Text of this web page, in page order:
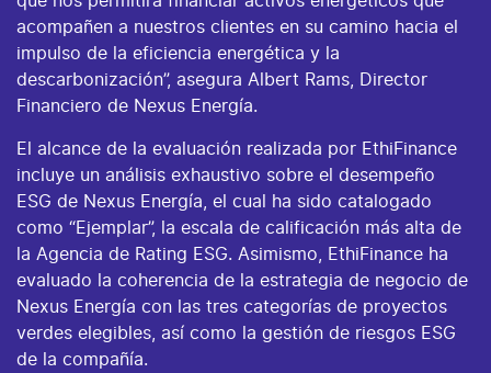
acompañen a nuestros clientes en su camino hacia el
impulso de la eficiencia energética y la
descarbonización”, asegura Albert Rams, Director
Financiero de Nexus Energía.
El alcance de la evaluación realizada por EthiFinance
incluye un análisis exhaustivo sobre el desempeño
ESG de Nexus Energía, el cual ha sido catalogado
como “Ejemplar”, la escala de calificación más alta de
la Agencia de Rating ESG. Asimismo, EthiFinance ha
evaluado la coherencia de la estrategia de negocio de
Nexus Energía con las tres categorías de proyectos
verdes elegibles, así como la gestión de riesgos ESG
de la compañía.